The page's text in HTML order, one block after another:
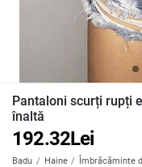
Pantaloni scurți rupți
înaltă
192.32Lei
Badu Haine Îmbrăcăminte